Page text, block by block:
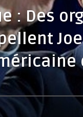
: Des